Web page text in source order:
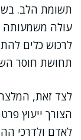
תשומת הלב.
עולה
לרכוש כלים
תחושת חוסר
לצד זאת,
הצורך ייעוץ
לאדם ולדרכי